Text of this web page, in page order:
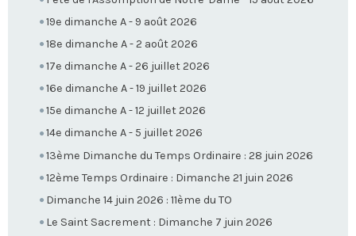
19e dimanche A - 9 août 2026
18e dimanche A - 2 août 2026
17e dimanche A - 26 juillet 2026
16e dimanche A - 19 juillet 2026
15e dimanche A - 12 juillet 2026
14e dimanche A - 5 juillet 2026
13ème Dimanche du Temps Ordinaire : 28 juin 2026
12ème Temps Ordinaire : Dimanche 21 juin 2026
Dimanche 14 juin 2026 : 11ème du TO
Le Saint Sacrement : Dimanche 7 juin 2026